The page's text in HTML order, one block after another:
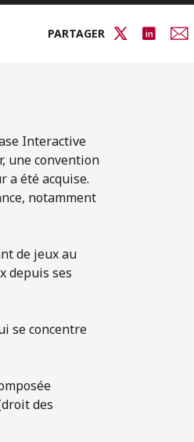
PARTAGER
Interactive
une convention
a été acquise.
notamment
de jeux au
depuis ses
se concentre
des